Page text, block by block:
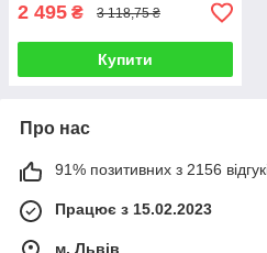
2 495 ₴ 3 118,75 ₴
Купити
Про нас
91% позитивних з 2156
Працює з 15.02.2023
м. Львів